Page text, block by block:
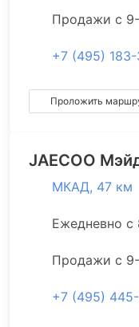
Продажи с
+7 (495)
Проложить
JAECOO
МКАД, 47 км
Ежедневно с
Продажи с
+7 (495)